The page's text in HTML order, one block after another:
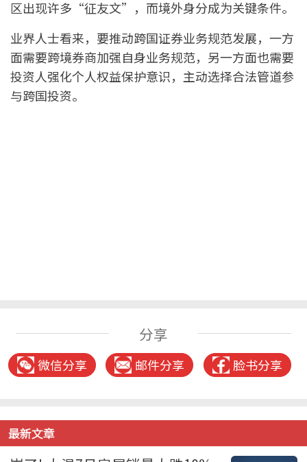
区出现许多“征友文”，而境外身分成为关键条件。
业界人士看来，要推动跨国证券业务规范发展，一方
面需要跨境券商加强自身业务规范，另一方面也需要
投资人强化个人权益保护意识，主动选择合法管道参
与跨国投资。
分享
微信分享 邮件分享 脸书分享
最新文章